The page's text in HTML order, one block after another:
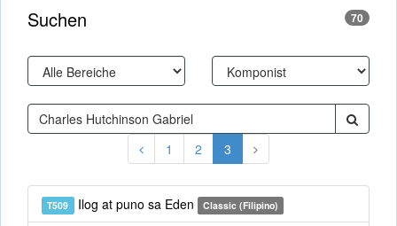
Suchen 70
1 2 3
T509 Ilog at puno sa Eden Classic (Filipino)